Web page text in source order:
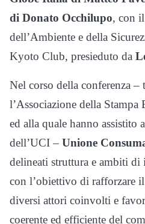
di Donato Occhilupo, con
dell’Ambiente e della
Kyoto Club, presieduto da
Nel corso della conferenza –
l’Associazione della Stampa
ed alla quale hanno assistito
dell’UCI – Unione
delineati struttura e ambiti
con l’obiettivo di rafforzare
diversi attori coinvolti e
coerente ed efficiente del